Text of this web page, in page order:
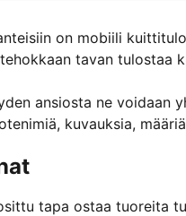
on mobiili
tavan tulostaa
ansiosta ne
kuvauksia,
tapa ostaa tuoreita